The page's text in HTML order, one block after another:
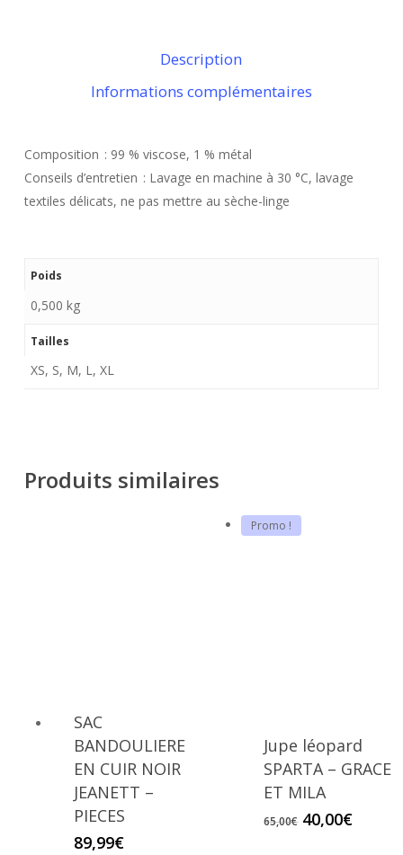
Description
Informations complémentaires
Composition : 99 % viscose, 1 % métal
Conseils d’entretien : Lavage en machine à 30 °C, lavage
textiles délicats, ne pas mettre au sèche-linge
Poids
0,500 kg
Tailles
XS, S, M, L, XL
Produits similaires
SAC
BANDOULIERE
EN CUIR NOIR
JEANETT –
PIECES
89,99€
Promo !
Jupe léopard
SPARTA – GRACE
ET MILA
65,00€ Le
40,00€Le